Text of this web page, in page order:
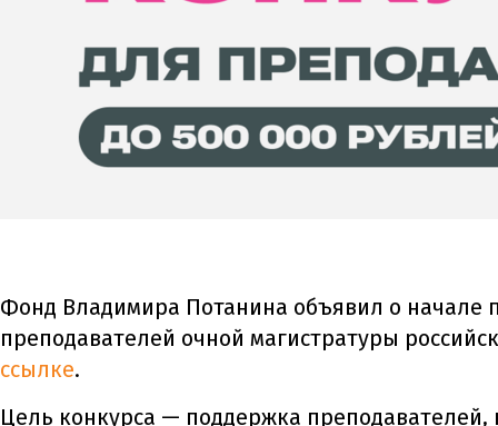
Фонд Владимира Потанина объявил о начале
преподавателей очной магистратуры
ссылке.
Цель конкурса — поддержка